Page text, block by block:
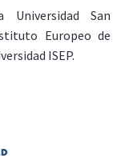
San
Europeo de
ISEP.